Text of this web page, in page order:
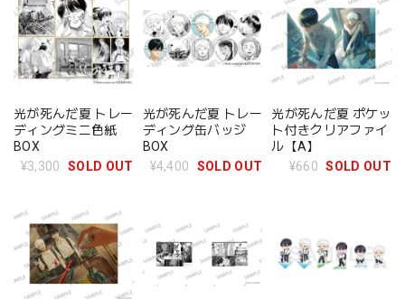
光が死んだ夏 トレー
ディングミニ色紙
BOX
¥3,300
SOLD OUT
光が死んだ夏 トレー
ディング缶バッジ
BOX
¥4,400
SOLD OUT
光が死んだ夏 ポケッ
ト付きクリアファイ
ル【A】
¥660 SOLD OUT